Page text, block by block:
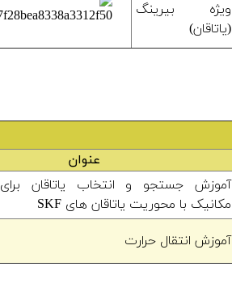
ویژه بیرینگ
(یاتاقان)
عنوان
آموزش جستجو و انتخاب یاتاقان
مکانیک با محوریت یاتاقان های SKF
آموزش انتقال حرارت